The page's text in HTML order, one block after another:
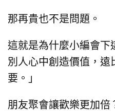
那再貴也不是問題。
這就是為什麼小編會下
別人心中創造價值，遠
要。」
朋友聚會讓歡樂更加倍